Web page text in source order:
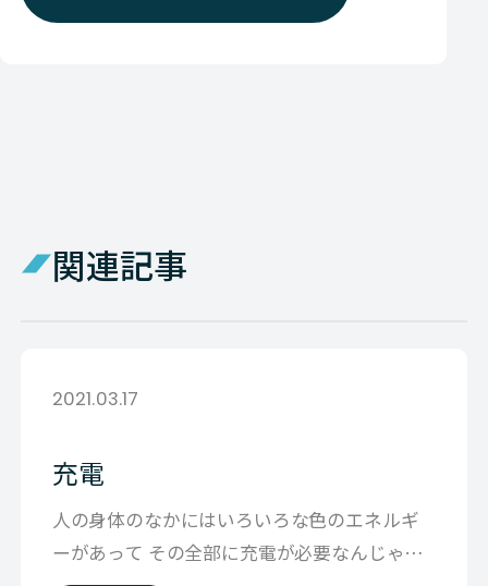
関連記事
2021.03.17
充電
人の身体のなかにはいろいろな色のエネルギ
ーがあって その全部に充電が必要なんじゃな